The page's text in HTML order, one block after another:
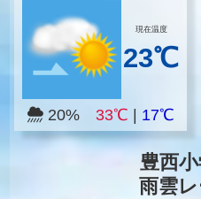
現在温度
23℃
20% 33℃ 17℃
豊西
雨雲